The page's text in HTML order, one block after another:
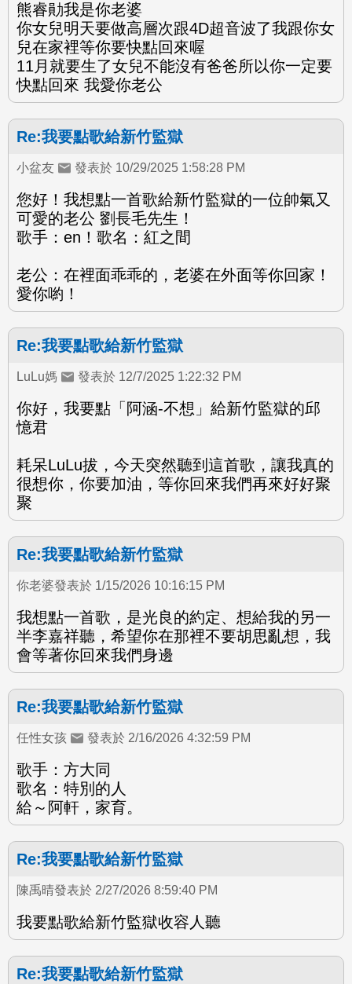
熊睿勛我是你老婆
你女兒明天要做高層次跟4D超音波了我跟你女
兒在家裡等你要快點回來喔
11月就要生了女兒不能沒有爸爸所以你一定要
快點回來 我愛你老公
Re:我要點歌給新竹監獄
小盆友 發表於 10/29/2025 1:58:28 PM
您好！我想點一首歌給新竹監獄的一位帥氣又
可愛的老公 劉長毛先生！
歌手：en！歌名：紅之間
老公：在裡面乖乖的，老婆在外面等你回家！
愛你喲！
Re:我要點歌給新竹監獄
LuLu媽 發表於 12/7/2025 1:22:32 PM
你好，我要點「阿涵-不想」給新竹監獄的邱
憶君
耗呆LuLu拔，今天突然聽到這首歌，讓我真的
很想你，你要加油，等你回來我們再來好好聚
聚
Re:我要點歌給新竹監獄
你老婆發表於 1/15/2026 10:16:15 PM
我想點一首歌，是光良的約定、想給我的另一
半李嘉祥聽，希望你在那裡不要胡思亂想，我
會等著你回來我們身邊
Re:我要點歌給新竹監獄
任性女孩 發表於 2/16/2026 4:32:59 PM
歌手：方大同
歌名：特別的人
給～阿軒，家育。
Re:我要點歌給新竹監獄
陳禹晴發表於 2/27/2026 8:59:40 PM
我要點歌給新竹監獄收容人聽
Re:我要點歌給新竹監獄